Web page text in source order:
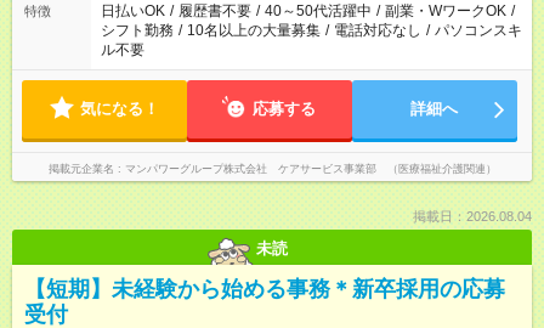
業はご案内が難しい場合があります
特徴 日払いOK / 履歴書不要 / 40～50代活躍中 / 副業・WワークOK /
シフト勤務 / 10名以上の大量募集 / 電話対応なし / パソコンスキ
ル不要
気になる！ 応募する 詳細へ
掲載元企業名 マンパワーグループ株式会社 ケアサービス事業部 （医療福祉介護関連）
掲載日：2026.08.04
未読
【短期】未経験から始める事務＊新卒採用の応募
受付